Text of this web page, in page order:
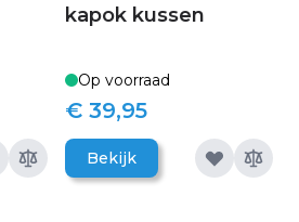
kapok kussen
Op voorraad
€ 39,95
Bekijk